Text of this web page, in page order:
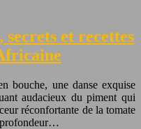
et recettes
bouche, une danse exquise
audacieux du piment qui
réconfortante de la tomate
profondeur…